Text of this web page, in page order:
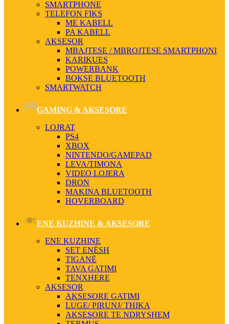
SMARTPHONE
TELEFON FIKS
ME KABELL
PA KABELL
AKSESOR
MBAJTESE / MBROJTESE SMARTPHONI
KARIKUES
POWERBANK
BOKSE BLUETOOTH
SMARTWATCH
GAMING & AKSESORE
LOJRAT
PS4
XBOX
NINTENDO/GAMEPAD
LEVA/TIMONA
VIDEO LOJERA
DRON
MAKINA BLUETOOTH
HOVERBOARD
ENE KUZHINE & AKSESORE
ENE KUZHINE
SET ENËSH
TIGANË
TAVA GATIMI
TENXHERE
AKSESOR
AKSESORE GATIMI
LUGE/ PIRUNJ/ THIKA
AKSESORE TE NDRYSHEM